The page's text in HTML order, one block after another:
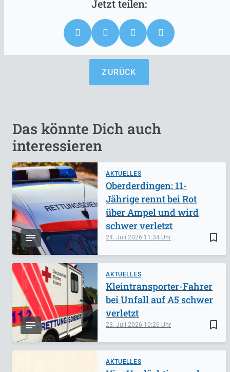
ZURÜCK
Das könnte Dich auch
interessieren
AKTUELLES
bookmark_border
24. Juli 2026 11:34
Oberderdingen: 11-
Jährige rennt bei Rot
über Ampel und wird
schwer verletzt
AKTUELLES
bookmark_border
23. Juli 2026 10:26
Kleintransporter-Fahrer
bei Unfall auf A5 schwer
verletzt
AKTUELLES